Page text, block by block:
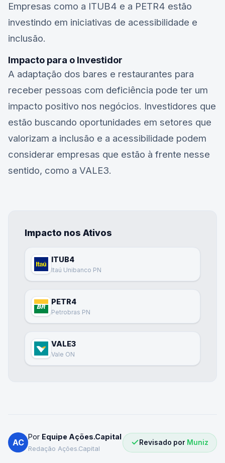
Empresas como a ITUB4 e a PETR4 estão
investindo em iniciativas de acessibilidade e
inclusão.
Impacto para o Investidor
A adaptação dos bares e restaurantes para
receber pessoas com deficiência pode ter um
impacto positivo nos negócios. Investidores que
estão buscando oportunidades em setores que
valorizam a inclusão e a acessibilidade podem
considerar empresas que estão à frente nesse
sentido, como a VALE3.
Impacto nos Ativos
ITUB4
Itaú Unibanco PN
PETR4
Petrobras PN
VALE3
Vale ON
AC
Por Equipe Ações.Capital
Redação Ações.Capital
Revisado por Muniz